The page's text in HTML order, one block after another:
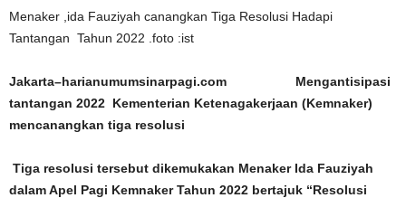
Menaker ,ida Fauziyah canangkan Tiga Resolusi Hadapi
Tantangan Tahun 2022 .foto :ist
Jakarta–harianumumsinarpagi.com Mengantisipasi
tantangan 2022 Kementerian Ketenagakerjaan (Kemnaker)
mencanangkan tiga resolusi
Tiga resolusi tersebut dikemukakan Menaker Ida Fauziyah
dalam Apel Pagi Kemnaker Tahun 2022 bertajuk “Resolusi